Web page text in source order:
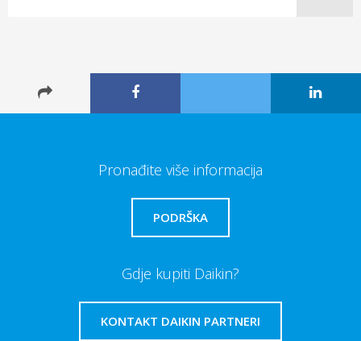
Pronađite više informacija
PODRŠKA
Gdje kupiti Daikin?
KONTAKT DAIKIN PARTNERI